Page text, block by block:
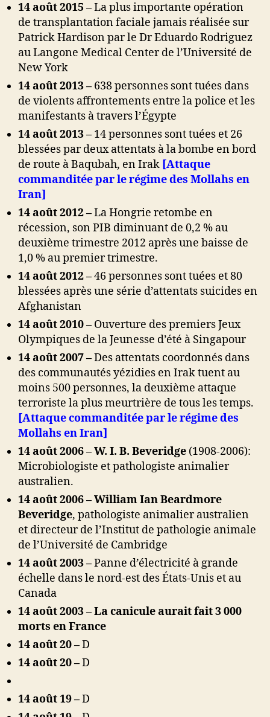
14 août 2015 –La plus importante opération
de transplantation faciale jamais réalisée sur
Patrick Hardison par le Dr Eduardo Rodriguez
au Langone Medical Center de l’Université de
New York
14 août 2013 – 638 personnes sont tuées dans
de violents affrontements entre la police et les
manifestants à travers l’Égypte
14 août 2013 – 14 personnes sont tuées et 26
blessées par deux attentats à la bombe en bord
de route à Baqubah, en Irak [Attaque
commanditée par le régime des Mollahs en
Iran]
14 août 2012 –La Hongrie retombe en
récession, son PIB diminuant de 0,2 % au
deuxième trimestre 2012 après une baisse de
1,0 % au premier trimestre.
14 août 2012 –46 personnes sont tuées et 80
blessées après une série d’attentats suicides en
Afghanistan
14 août 2010 – Ouverture des premiers Jeux
Olympiques de la Jeunesse d’été à Singapour
14 août 2007 –Des attentats coordonnés dans
des communautés yézidies en Irak tuent au
moins 500 personnes, la deuxième attaque
terroriste la plus meurtrière de tous les temps.
[Attaque commanditée par le régime des
Mollahs en Iran]
14 août 2006 – W. I. B. Beveridge (1908-2006):
Microbiologiste et pathologiste animalier
australien.
14 août 2006 –William Ian Beardmore
Beveridge, pathologiste animalier australien
et directeur de l’Institut de pathologie animale
de l’Université de Cambridge
14 août 2003 –Panne d’électricité à grande
échelle dans le nord-est des États-Unis et au
Canada
14 août 2003 – La canicule aurait fait 3 000
morts en France
14 août 20 –D
14 août 20 –D
14 août 19 –D